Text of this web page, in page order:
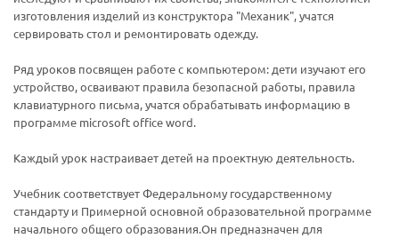
изготовления изделий из конструктора "Механик", учатся
сервировать стол и ремонтировать одежду.
Ряд уроков посвящен работе с компьютером: дети изучают его
устройство, осваивают правила безопасной работы, правила
клавиатурного письма, учатся обрабатывать информацию в
программе microsoft office word.
Каждый урок настраивает детей на проектную деятельность.
Учебник соответствует Федеральному государственному
стандарту и Примерной основной образовательной программе
начального общего образования.Он предназначен для
Ваш E-mail:
Ваш E-mail: